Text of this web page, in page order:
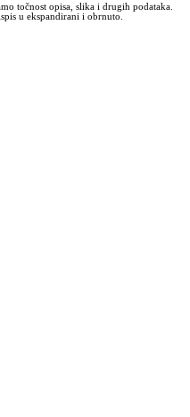
točnost opisa, slika i drugih podataka.
u ekspandirani i obrnuto.